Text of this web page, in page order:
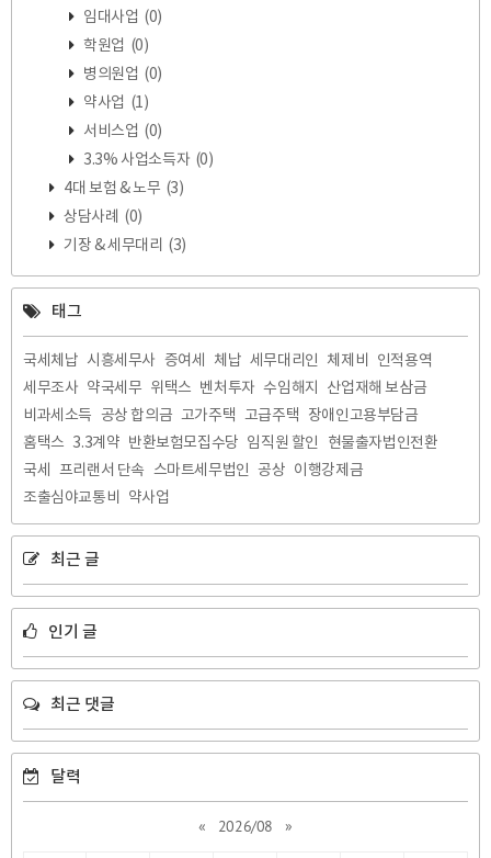
임대사업 (0)
학원업 (0)
병의원업 (0)
약사업 (1)
서비스업 (0)
3.3% 사업소득자 (0)
4대 보험 & 노무 (3)
상담사례 (0)
기장 & 세무대리 (3)
태그
국세체납 시흥세무사 증여세 체납 세무대리인 체제비
인적용역
세무조사 약국세무 위택스 벤처투자 수임해지
산업재해 보삼금
비과세소득 공상 합의금 고가주택 고급주택
장애인고용부담금
홈택스 3.3계약 반환보험모집수당 임직원 할인
현물출자법인전환
국세
프리랜서 단속 스마트세무법인 공상 이행강제금
조출심야교통비
약사업
최근 글
인기 글
최근 댓글
달력
« 2026/08 »